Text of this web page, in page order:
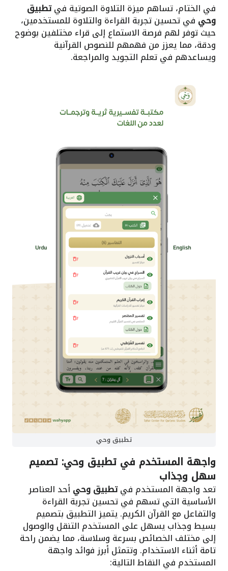
في الختام، تساهم ميزة التلاوة الصوتية فيتطبيق
وحي في تحسين تجربة القراءة والتلاوة للمستخدمين،
حيث توفر لهم فرصة الاستماع إلى قراء مختلفين بوضوح
ودقة، مما يعزز من فهمهم للنصوص القرآنية
ويساعدهم في تعلم التجويد والمراجعة.
تطبيق وحي
واجهة المستخدم في تطبيق وحي: تصميم
سهل وجذاب
تعد واجهة المستخدم فيتطبيق وحي أحد العناصر
الأساسية التي تسهم في تحسين تجربة القراءة
والتفاعل مع القرآن الكريم. يتميز التطبيق بتصميم
بسيط وجذاب يسهل على المستخدم التنقل والوصول
إلى مختلف الخصائص بسرعة وسلاسة، مما يضمن راحة
تامة أثناء الاستخدام. وتتمثل أبرز فوائد واجهة
المستخدم في النقاط التالية: